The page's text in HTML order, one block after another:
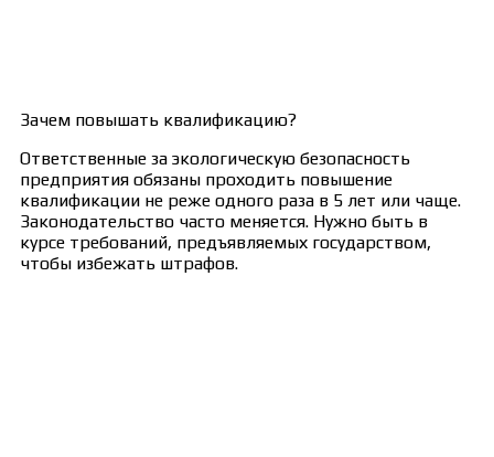
Зачем повышать квалификацию?
Ответственные за экологическую безопасность
предприятия обязаны проходить повышение
квалификации не реже одного раза в 5 лет или чаще.
Законодательство часто меняется. Нужно быть в
курсе требований, предъявляемых государством,
чтобы избежать штрафов.